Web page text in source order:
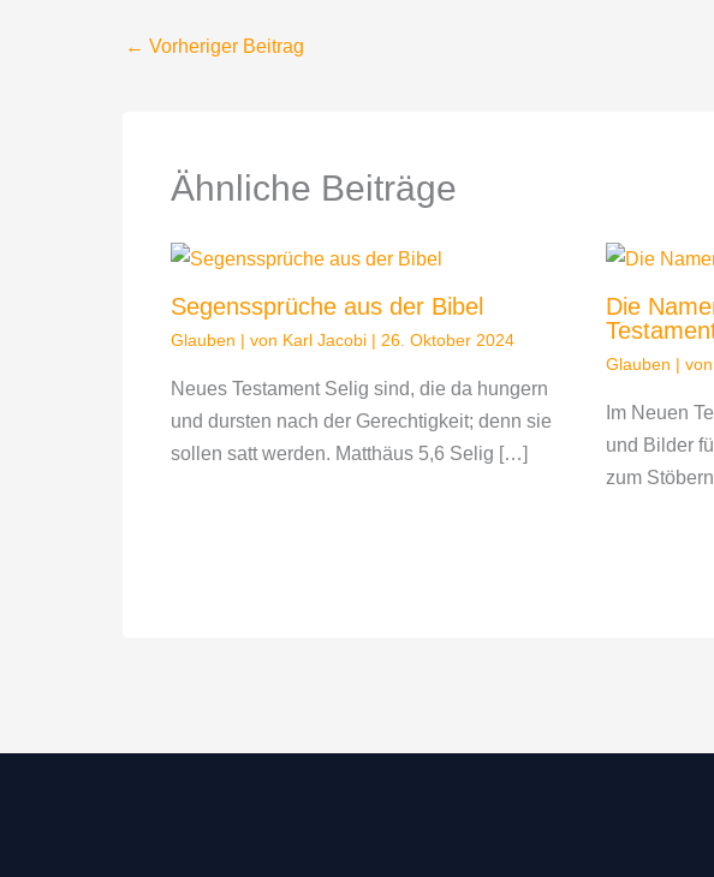
← Vorheriger Beitrag
Ähnliche Beiträge
Segenssprüche aus der Bibel
Glauben | von Karl Jacobi | 26. Oktober 2024
Neues Testament Selig sind, die da hungern
und dursten nach der Gerechtigkeit; denn sie
sollen satt werden. Matthäus 5,6 Selig […]
Die
Glauben | von
Im Neuen
und Bilder
zum